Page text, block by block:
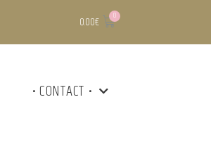
0.00€
• CONTACT •